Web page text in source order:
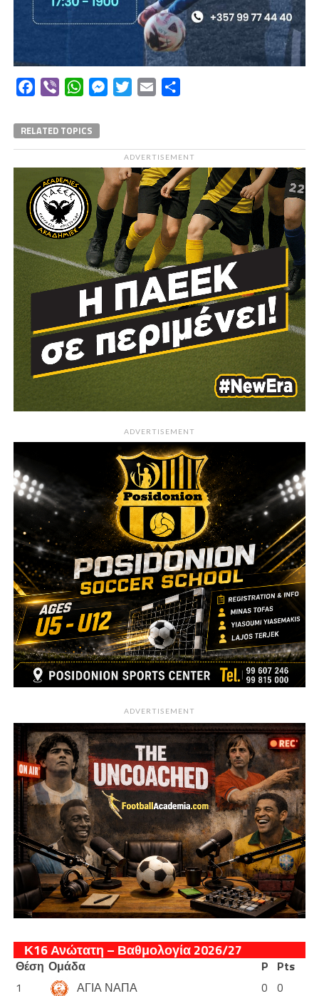
Facebook
Viber WhatsAppMessengerTwitterEmail
RELATED TOPICS
ADVERTISEMENT
ADVERTISEMENT
ADVERTISEMENT
Κ16 Ανώτατη – Βαθμολογία 2026/27
Θέση Ομάδα P Pts
1
ΑΓΙΑ ΝΑΠΑ 0 0